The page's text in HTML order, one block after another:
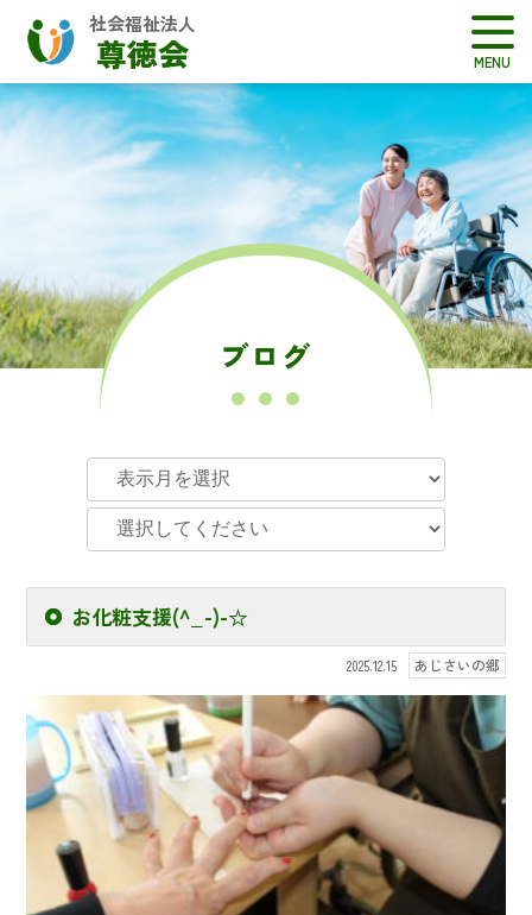
社会福祉法人
尊徳会
ブログ
お化粧支援(^_-)-☆
2025.12.15 あじさいの郷